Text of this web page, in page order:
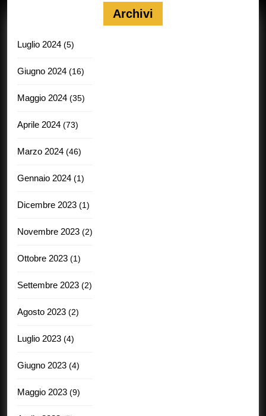
Archivi
Luglio 2024 (5)
Giugno 2024 (16)
Maggio 2024 (35)
Aprile 2024 (73)
Marzo 2024 (46)
Gennaio 2024 (1)
Dicembre 2023 (1)
Novembre 2023 (2)
Ottobre 2023 (1)
Settembre 2023 (2)
Agosto 2023 (2)
Luglio 2023 (4)
Giugno 2023 (4)
Maggio 2023 (9)